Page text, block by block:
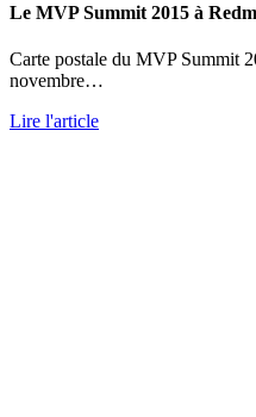
Le MVP Summit 2015 à
Carte postale du MVP Summit
novembre…
Lire l'article